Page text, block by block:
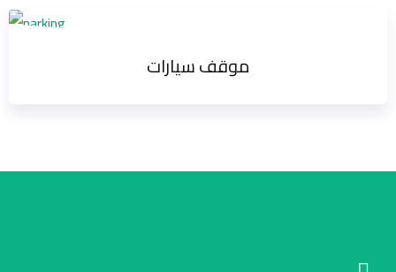
موقف سيارات